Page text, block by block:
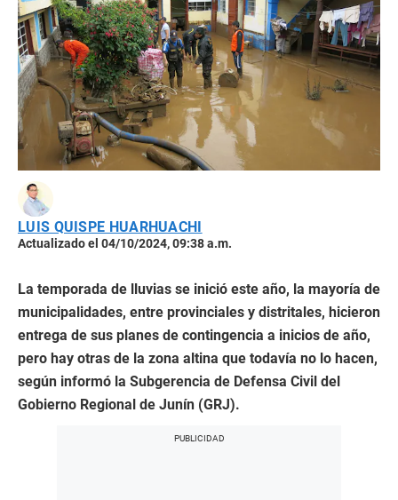
LUIS QUISPE HUARHUACHI
Actualizado el 04/10/2024, 09:38 a.m.
La temporada de lluvias se inició este año, la mayoría de
municipalidades, entre provinciales y distritales, hicieron
entrega de sus planes de contingencia a inicios de año,
pero hay otras de la zona altina que todavía no lo hacen,
según informó la Subgerencia de Defensa Civil del
Gobierno Regional de Junín (GRJ).